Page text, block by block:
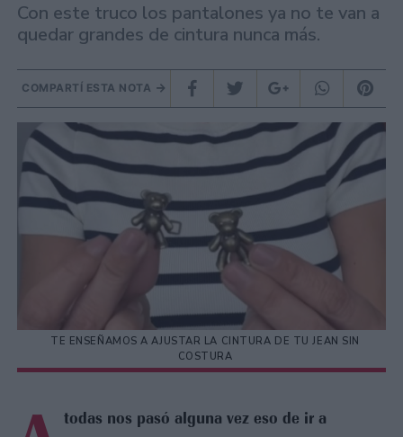
Con este truco los pantalones ya no te van a
quedar grandes de cintura nunca más.
COMPARTÍ ESTA NOTA
TE ENSEÑAMOS A AJUSTAR LA CINTURA DE TU JEAN SIN
COSTURA
todas nos pasó alguna vez eso de ir a